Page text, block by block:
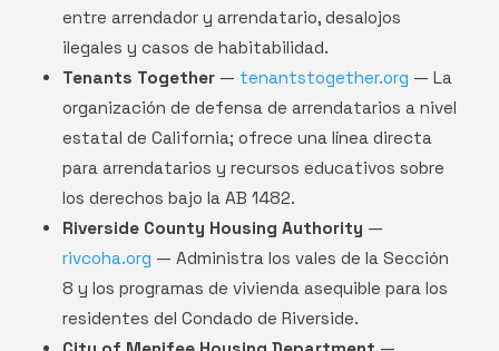
entre arrendador y arrendatario, desalojos
ilegales y casos de habitabilidad.
Tenants Together — tenantstogether.org — La
organización de defensa de arrendatarios a nivel
estatal de California; ofrece una línea directa
para arrendatarios y recursos educativos sobre
los derechos bajo la AB 1482.
Riverside County Housing Authority —
rivcoha.org — Administra los vales de la Sección
8 y los programas de vivienda asequible para los
residentes del Condado de Riverside.